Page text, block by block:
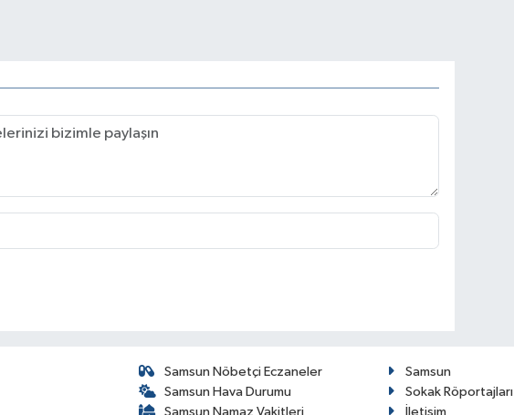
Samsun Nöbetçi Eczaneler
Samsun Hava Durumu
Samsun Namaz Vakitleri
Samsun
Sokak Röportajları
İletişim